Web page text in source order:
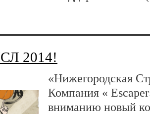
2014!
«Нижегородская
Компания «
вниманию новый